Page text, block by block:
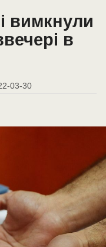
вимкнули
в
03-30